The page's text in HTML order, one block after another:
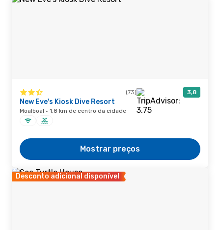
(73) 3,8
New Eve's Kiosk Dive Resort
Moalboal · 1,8 km de centro da cidade
Mostrar preços
Desconto adicional disponível